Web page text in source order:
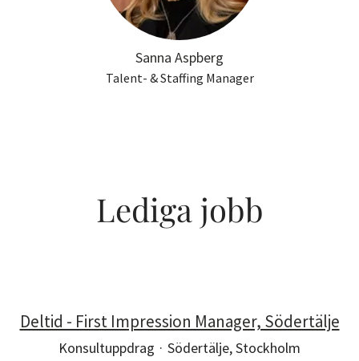
Sanna Aspberg
Talent- & Staffing Manager
Lediga jobb
Deltid - First Impression Manager, Södertälje
Konsultuppdrag · Södertälje, Stockholm